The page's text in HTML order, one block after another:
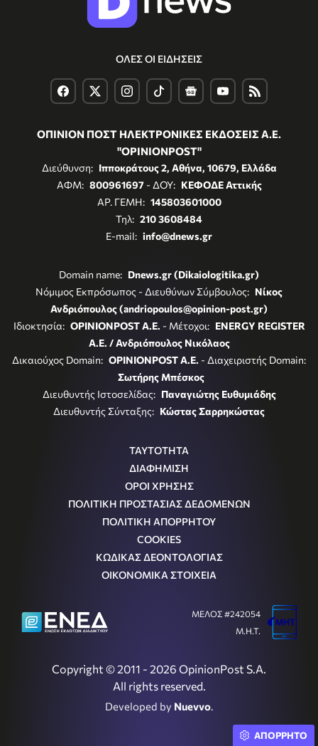
ΟΛΕΣ ΟΙ ΕΙΔΗΣΕΙΣ
ΟΠΙΝΙΟΝ ΠΟΣΤ ΗΛΕΚΤΡΟΝΙΚΕΣ ΕΚΔΟΣΕΙΣ Α.Ε.
"OPINIONPOST"
Διεύθυνση: Ιπποκράτους 2, Αθήνα, 10679, Ελλάδα
ΑΦΜ: 800961697- ΔΟΥ: ΚΕΦΟΔΕ Αττικής
ΑΡ. ΓΕΜΗ: 145803601000
Τηλ: 210 3608484
E-mail: info@dnews.gr
Domain name: Dnews.gr (Dikaiologitika.gr)
Νόμιμος Εκπρόσωπος - Διευθύνων Σύμβουλος: Νίκος
Ανδριόπουλος (andriopoulos@opinion-post.gr)
Ιδιοκτησία: OPINIONPOST A.E. - Μέτοχοι: ENERGY REGISTER
Α.Ε. / Ανδριόπουλος Νικόλαος
Δικαιούχος Domain: OPINIONPOST A.E. - Διαχειριστής Domain:
Σωτήρης Μπέσκος
Διευθυντής Ιστοσελίδας: Παναγιώτης Ευθυμιάδης
Διευθυντής Σύνταξης: Κώστας Σαρρηκώστας
ΤΑΥΤΟΤΗΤΑ
ΔΙΑΦΗΜΙΣΗ
ΟΡΟΙ ΧΡΗΣΗΣ
ΠΟΛΙΤΙΚΗ ΠΡΟΣΤΑΣΙΑΣ ΔΕΔΟΜΕΝΩΝ
ΠΟΛΙΤΙΚΗ ΑΠΟΡΡΗΤΟΥ
COOKIES
ΚΩΔΙΚΑΣ ΔΕΟΝΤΟΛΟΓΙΑΣ
ΟΙΚΟΝΟΜΙΚΑ ΣΤΟΙΧΕΙΑ
Copyright © 2011 - 2026 OpinionPost S.A.
All rights reserved.
Developed by Nuevvo.
ΜΕΛΟΣ #242054
Μ.Η.Τ.
ΑΠΟΡΡΗΤΟ